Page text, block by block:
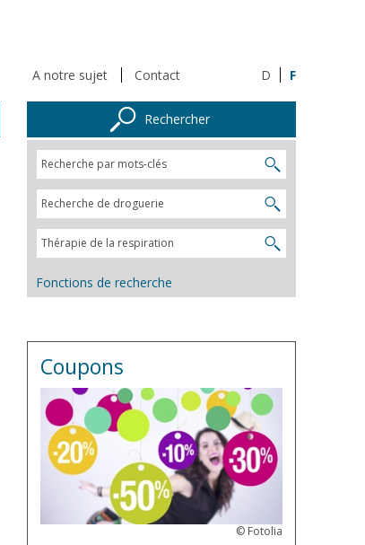
A notre sujet Contact D F
Rechercher
Fonctions de recherche
Coupons
© Fotolia